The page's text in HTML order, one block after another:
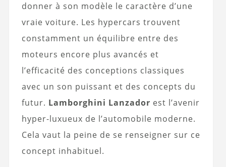
donner à son modèle le caractère d’une
vraie voiture. Les hypercars trouvent
constamment un équilibre entre des
moteurs encore plus avancés et
l’efficacité des conceptions classiques
avec un son puissant et des concepts du
futur. Lamborghini Lanzador est l’avenir
hyper-luxueux de l’automobile moderne.
Cela vaut la peine de se renseigner sur ce
concept inhabituel.